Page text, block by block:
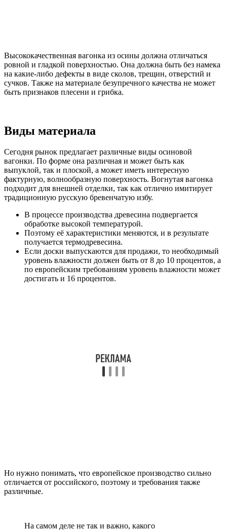
Высококачественная вагонка из осины должна отличаться
ровной и гладкой поверхностью. Она должна быть без намека
на какие-либо дефекты в виде сколов, трещин, отверстий и
сучков. Также на материале безупречного качества не может
быть признаков плесени и грибка.
Виды материала
Сегодня рынок предлагает различные виды осиновой
вагонки. По форме она различная и может быть как
выпуклой, так и плоской, а может иметь интересную
фактурную, волнообразную поверхность. Вогнутая вагонка
подходит для внешней отделки, так как отлично имитирует
традиционную русскую бревенчатую избу.
В процессе производства древесина подвергается
обработке высокой температурой.
Поэтому её характеристики меняются, и в результате
получается термодревесина.
Если доски выпускаются для продажи, то необходимый
уровень влажности должен быть от 8 до 10 процентов, а
по европейским требованиям уровень влажности может
достигать и 16 процентов.
Но нужно понимать, что европейское производство сильно
отличается от российского, поэтому и требования также
различные.
На самом деле не так и важно, какого